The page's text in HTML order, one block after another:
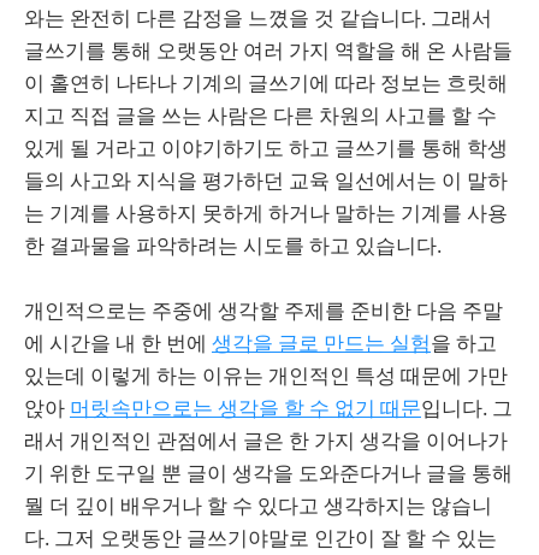
와는 완전히 다른 감정을 느꼈을 것 같습니다. 그래서
글쓰기를 통해 오랫동안 여러 가지 역할을 해 온 사람들
이 홀연히 나타나 기계의 글쓰기에 따라 정보는 흐릿해
지고 직접 글을 쓰는 사람은 다른 차원의 사고를 할 수
있게 될 거라고 이야기하기도 하고 글쓰기를 통해 학생
들의 사고와 지식을 평가하던 교육 일선에서는 이 말하
는 기계를 사용하지 못하게 하거나 말하는 기계를 사용
한 결과물을 파악하려는 시도를 하고 있습니다.
개인적으로는 주중에 생각할 주제를 준비한 다음 주말
에 시간을 내 한 번에 생각을 글로 만드는 실험을 하고
있는데 이렇게 하는 이유는 개인적인 특성 때문에 가만
앉아 머릿속만으로는 생각을 할 수 없기 때문입니다. 그
래서 개인적인 관점에서 글은 한 가지 생각을 이어나가
기 위한 도구일 뿐 글이 생각을 도와준다거나 글을 통해
뭘 더 깊이 배우거나 할 수 있다고 생각하지는 않습니
다. 그저 오랫동안 글쓰기야말로 인간이 잘 할 수 있는